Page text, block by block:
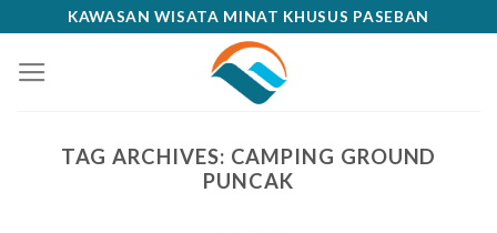
content
KAWASAN WISATA MINAT KHUSUS PASEBAN
TAG ARCHIVES: CAMPING GROUND
PUNCAK